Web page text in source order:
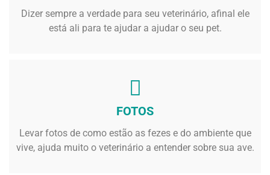
Dizer sempre a verdade para seu veterinário, afinal ele
está ali para te ajudar a ajudar o seu pet.
FOTOS
Levar fotos de como estão as fezes e do ambiente que
vive, ajuda muito o veterinário a entender sobre sua ave.